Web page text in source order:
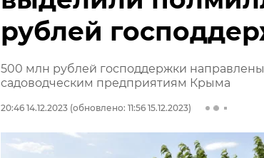
рублей
500 млн рублей господдержки направлены
садоводческим предприятиям Крыма
20:46 14.12.2023 (обновлено: 11:56 15.12.2023)